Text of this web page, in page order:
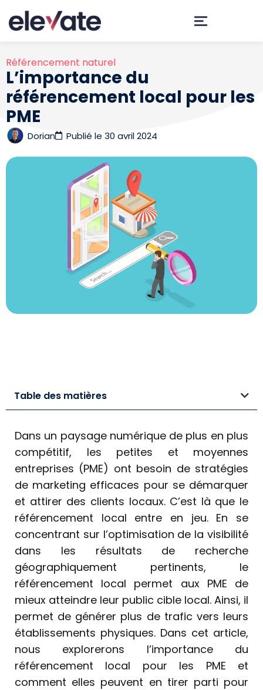
Référencement naturel
L’importance du
référencement local pour les
PME
Dorian Publié le 30 avril 2024
Table des matières
Dans un paysage numérique de plus en plus
compétitif, les petites et moyennes
entreprises (PME) ont besoin de stratégies
de marketing efficaces pour se démarquer
et attirer des clients locaux. C’est là que le
référencement local entre en jeu. En se
concentrant sur l’optimisation de la visibilité
dans les résultats de recherche
géographiquement pertinents, le
référencement local permet aux PME de
mieux atteindre leur public cible local. Ainsi, il
permet de générer plus de trafic vers leurs
établissements physiques. Dans cet article,
nous explorerons l’importance du
référencement local pour les PME et
comment elles peuvent en tirer parti pour